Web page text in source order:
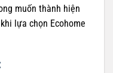
muốn thành hiện
lựa chọn Ecohome